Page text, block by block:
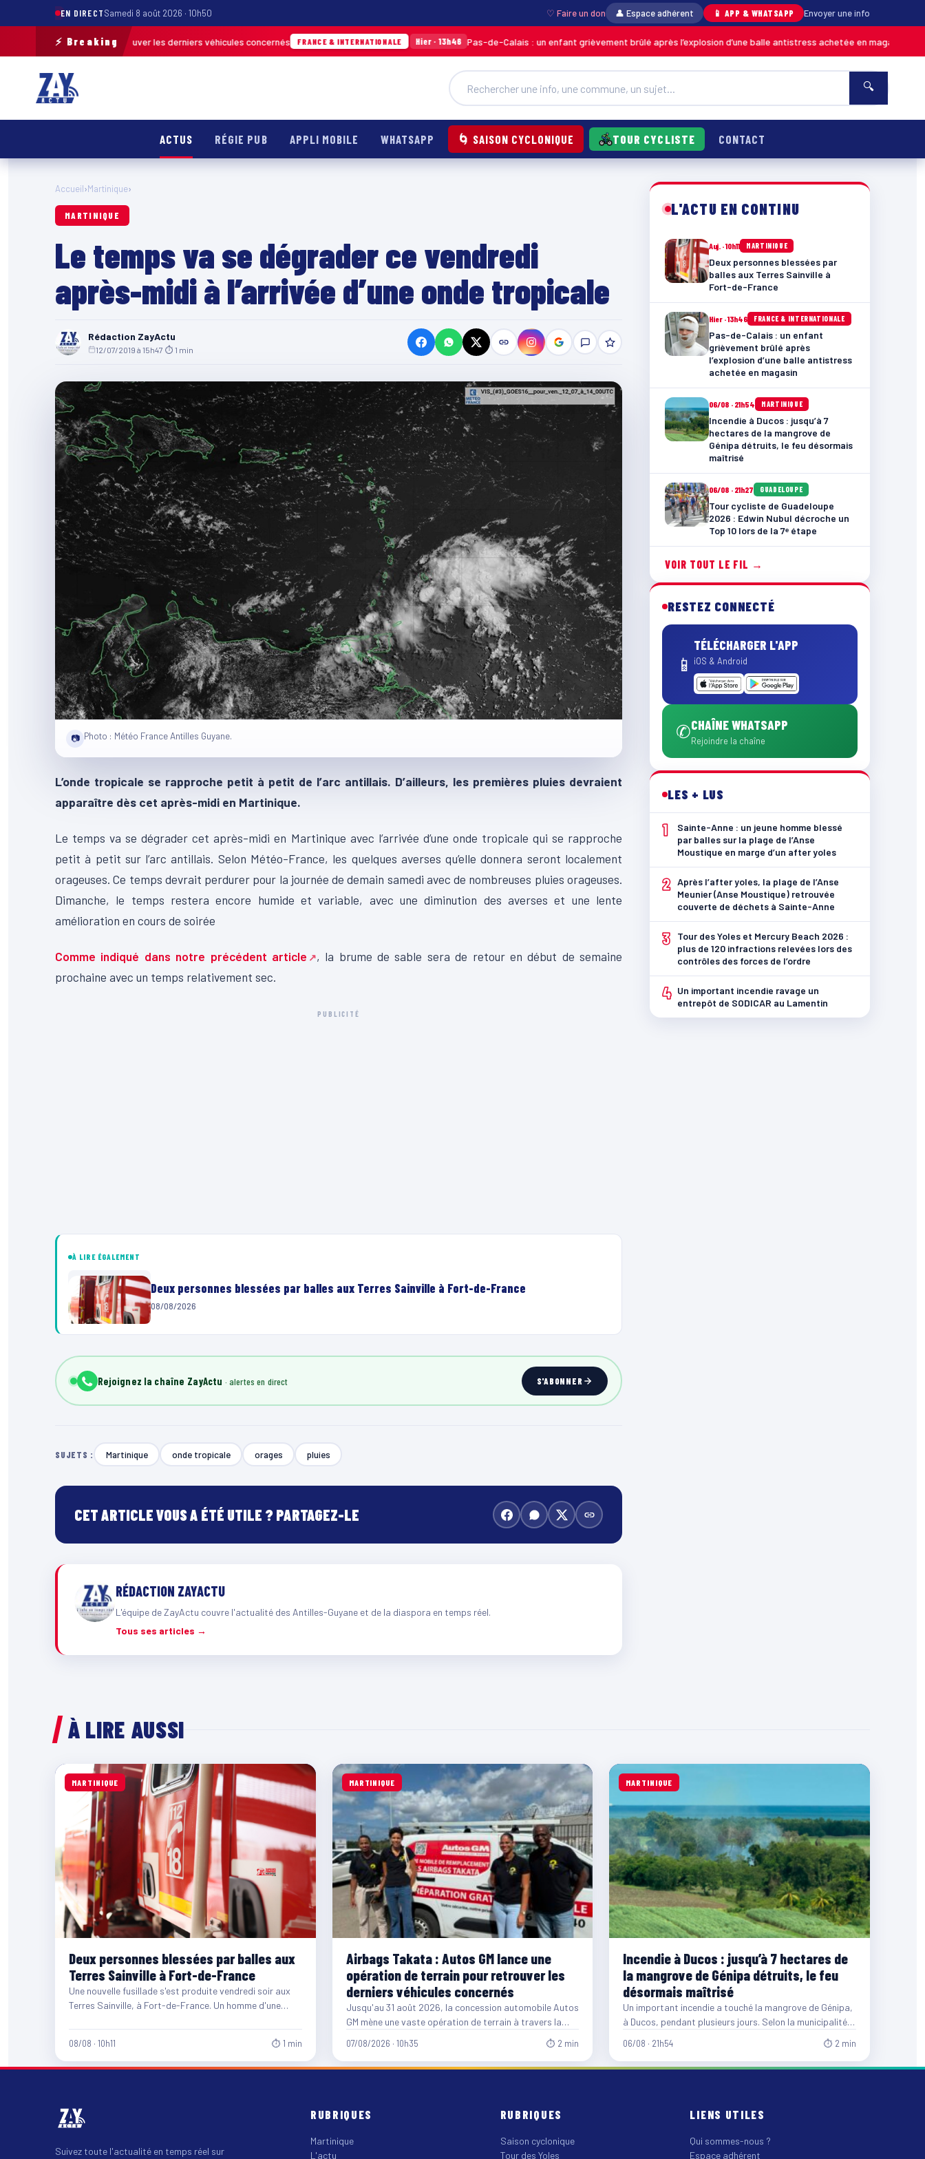
EN DIRECTSamedi 8 août 2026 · 10h50 ♡ Faire un don 👤 Espace adhérent 📱 APP & WHATSAPP Envoyer une info
⚡ Breaking
terrain pour retrouver les derniers véhicules concernés FRANCE & INTERNATIONALE Hier · 13h46 Pas-de-Calais : un enfant grièvement brûlé après l’explosion d’une balle antistress achetée en magasin MARTINIQUE
🔍
ACTUS RÉGIE PUB APPLI MOBILE WHATSAPP 🌀 SAISON CYCLONIQUE TOUR CYCLISTE CONTACT
Accueil›Martinique›
MARTINIQUE
Le temps va se dégrader ce vendredi
après-midi à l’arrivée d’une onde tropicale
Rédaction ZayActu
12/07/2019 à 15h47 ⏱ 1 min
📷 Photo : Météo France Antilles Guyane.
L’onde tropicale se rapproche petit à petit de l’arc antillais. D’ailleurs, les premières pluies devraient
apparaître dès cet après-midi en Martinique.
Le temps va se dégrader cet après-midi en Martinique avec l’arrivée d’une onde tropicale qui se rapproche
petit à petit sur l’arc antillais. Selon Météo-France, les quelques averses qu’elle donnera seront localement
orageuses. Ce temps devrait perdurer pour la journée de demain samedi avec de nombreuses pluies orageuses.
Dimanche, le temps restera encore humide et variable, avec une diminution des averses et une lente
amélioration en cours de soirée
Comme indiqué dans notre précédent article
, la brume de sable sera de retour en début de semaine
prochaine avec un temps relativement sec.
PUBLICITÉ
À LIRE ÉGALEMENT
Deux personnes blessées par balles aux Terres Sainville à Fort-de-France
08/08/2026
Rejoignez la chaîne ZayActu S'ABONNER
SUJETS : Martinique onde tropicale orages pluies
CET ARTICLE VOUS A ÉTÉ UTILE ? PARTAGEZ-LE
RÉDACTION ZAYACTU
L'équipe de ZayActu couvre l'actualité des Antilles-Guyane et de la diaspora en temps réel.
Tous ses articles →
L'ACTU EN CONTINU
Auj. · 10h11 MARTINIQUE
Deux personnes blessées par
balles aux Terres Sainville à
Fort-de-France
Hier · 13h46 FRANCE & INTERNATIONALE
Pas-de-Calais : un enfant
grièvement brûlé après
l’explosion d’une balle antistress
achetée en magasin
06/08 · 21h54 MARTINIQUE
Incendie à Ducos : jusqu’à 7
hectares de la mangrove de
Génipa détruits, le feu désormais
maîtrisé
06/08 · 21h27 GUADELOUPE
Tour cycliste de Guadeloupe
2026 : Edwin Nubul décroche un
Top 10 lors de la 7ᵉ étape
VOIR TOUT LE FIL →
RESTEZ CONNECTÉ
📱
TÉLÉCHARGER L'APP
iOS & Android
✆CHAÎNE WHATSAPP
Rejoindre la chaîne
LES + LUS
1
Sainte-Anne : un jeune homme blessé
par balles sur la plage de l’Anse
Moustique en marge d’un after yoles
2 Après l’after yoles, la plage de l’Anse
Meunier (Anse Moustique) retrouvée
couverte de déchets à Sainte-Anne
3
Tour des Yoles et Mercury Beach 2026 :
plus de 120 infractions relevées lors des
contrôles des forces de l’ordre
4 Un important incendie ravage un
entrepôt de SODICAR au Lamentin
À LIRE AUSSI
MARTINIQUE
Deux personnes blessées par balles aux
Terres Sainville à Fort-de-France
Une nouvelle fusillade s'est produite vendredi soir aux
Terres Sainville, à Fort-de-France. Un homme d'une
08/08 · 10h11 ⏱ 1 min
MARTINIQUE
Airbags Takata : Autos GM lance une
opération de terrain pour retrouver les
derniers véhicules concernés
Jusqu'au 31 août 2026, la concession automobile Autos
GM mène une vaste opération de terrain à travers la…
07/08/2026 · 10h35 ⏱ 2 min
MARTINIQUE
Incendie à Ducos : jusqu’à 7 hectares de
la mangrove de Génipa détruits, le feu
désormais maîtrisé
Un important incendie a touché la mangrove de Génipa,
à Ducos, pendant plusieurs jours. Selon la municipalité,
06/08 · 21h54 ⏱ 2 min
Suivez toute l'actualité en temps réel sur
RUBRIQUES
Martinique
L'actu
RUBRIQUES
Saison cyclonique
Tour des Yoles
LIENS UTILES
Qui sommes-nous ?
Espace adhérent